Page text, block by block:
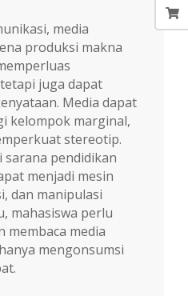
media
produksi makna
juga dapat
Media dapat
kelompok marginal,
stereotip.
sarana pendidikan
menjadi mesin
dan manipulasi
mahasiswa perlu
membaca media
mengonsumsi